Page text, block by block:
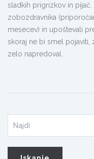
sladkih prigrizkov in
zobozdravnika
mesecev) in upoštevali
skoraj ne bi smel
zelo napredoval.